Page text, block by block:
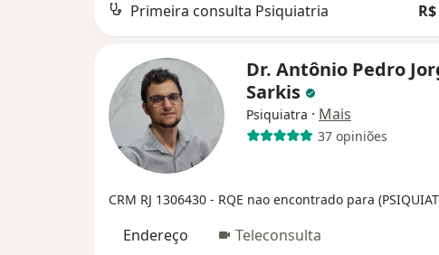
Primeira consulta Psiquiatria
Dr. Antônio Pedro
Sarkis
Psiquiatra · Mais
37 opiniões
CRM RJ 1306430 - RQE nao encontrado para
Endereço Teleconsulta